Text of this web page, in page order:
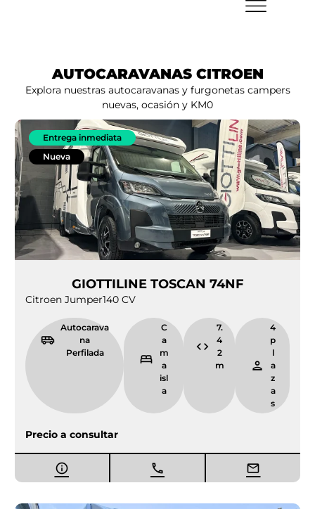
AUTOCARAVANAS CITROEN
Explora nuestras autocaravanas y furgonetas campers
nuevas, ocasión y KM0
Entrega inmediata
Nueva
GIOTTILINE TOSCAN 74NF
Citroen Jumper140 CV
Autocarava
na
Perfilada
C
a
m
a
isl
a
7.
4
2
m
4
p
l
a
z
a
s
Precio a consultar